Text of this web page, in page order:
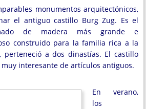
monumentos arquitectónicos,
el antiguo castillo Burg Zug. Es el
de madera más grande e
construido para la familia rica a la
perteneció a dos dinastías. El castillo
interesante de artículos antiguos.
En verano,
los